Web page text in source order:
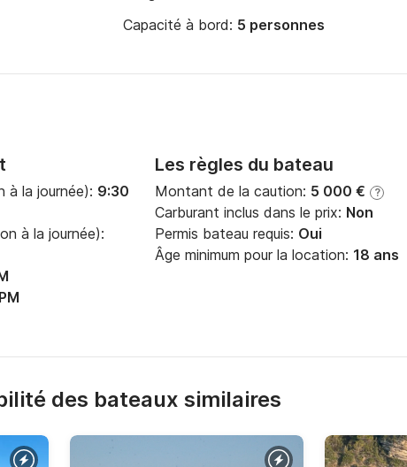
Capacité à bord: 5 personnes
à la journée): 9:30
à la journée):
Les règles du bateau
Montant de la caution: 5 000 € ?
Carburant inclus dans le prix: Non
Permis bateau requis: Oui
Âge minimum pour la location: 18 ans
des bateaux similaires